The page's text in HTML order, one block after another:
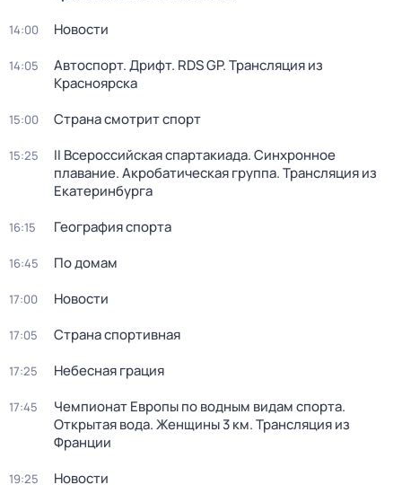
14:00 Новости
14:05
Автоспорт. Дрифт. RDS GP. Трансляция из
Красноярска
15:00 Страна смотрит спорт
15:25
II Всероссийская спартакиада. Синхронное
плавание. Акробатическая группа. Трансляция из
Екатеринбурга
16:15 География спорта
16:45 По домам
17:00 Новости
17:05 Страна спортивная
17:25 Небесная грация
17:45
Чемпионат Европы по водным видам спорта.
Открытая вода. Женщины 3 км. Трансляция из
Франции
19:25 Новости